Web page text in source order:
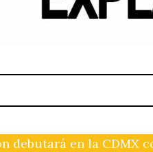
debutará en la CDMX